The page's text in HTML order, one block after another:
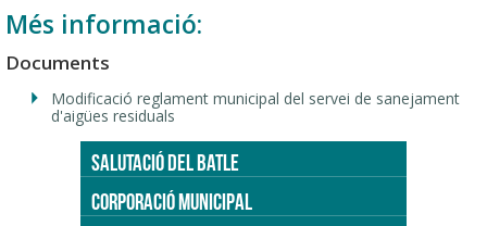
Més informació:
Documents
Modificació reglament municipal del servei de sanejament
d'aigües residuals
SALUTACIÓ DEL BATLE
CORPORACIÓ MUNICIPAL